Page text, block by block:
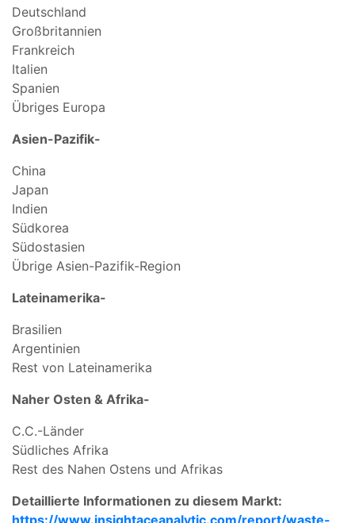
Deutschland
Großbritannien
Frankreich
Italien
Spanien
Übriges Europa
Asien-Pazifik-
China
Japan
Indien
Südkorea
Südostasien
Übrige Asien-Pazifik-Region
Lateinamerika-
Brasilien
Argentinien
Rest von Lateinamerika
Naher Osten & Afrika-
C.C.-Länder
Südliches Afrika
Rest des Nahen Ostens und Afrikas
Detaillierte Informationen zu diesem Markt:
https://www.insightaceanalytic.com/report/waste-